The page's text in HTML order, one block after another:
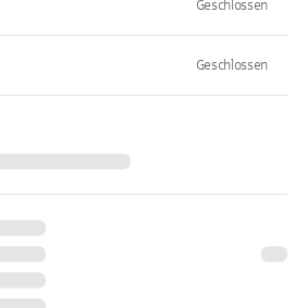
Geschlossen
Geschlossen